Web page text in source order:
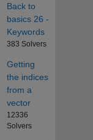
Back to
basics 26 -
Keywords
383 Solvers
Getting
the indices
from a
vector
12336
Solvers